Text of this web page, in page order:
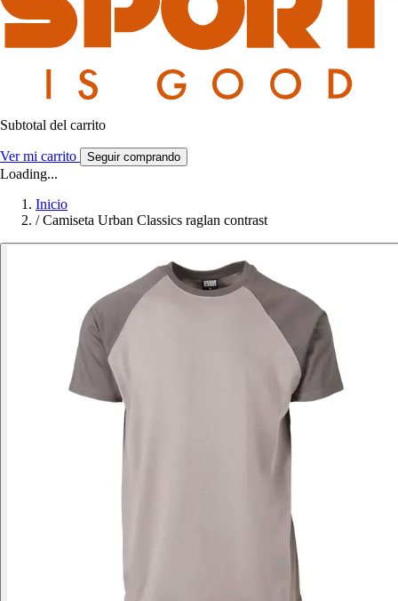
Subtotal del carrito
Ver mi carrito Seguir comprando
Loading...
Inicio
/ Camiseta Urban Classics raglan contrast